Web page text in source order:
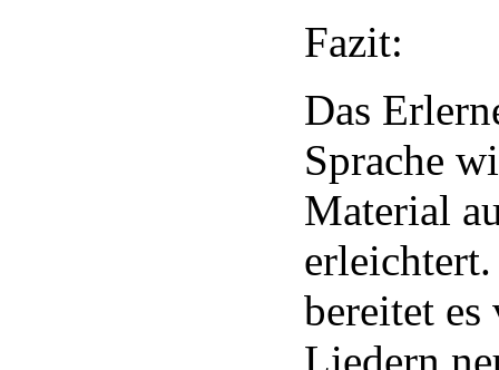
Fazit:
Das
Sprache
Material
bereitet